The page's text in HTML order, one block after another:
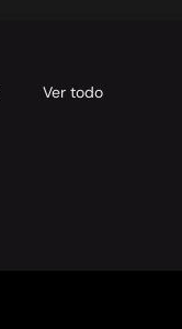
Ver todo